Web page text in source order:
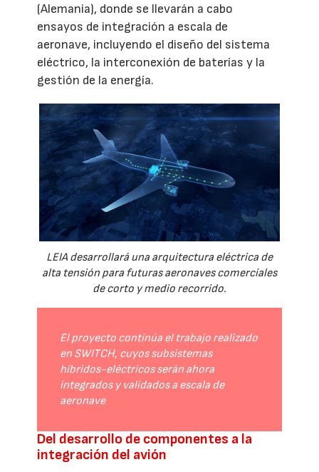
(Alemania), donde se llevarán a cabo
ensayos de integración a escala de
aeronave, incluyendo el diseño del sistema
eléctrico, la interconexión de baterías y la
gestión de la energía.
LEIA desarrollará una arquitectura eléctrica de
alta tensión para futuras aeronaves comerciales
de corto y medio recorrido.
El proyecto continúa el trabajo realizado
en SWITCH, cuyos subsistemas
híbridos-eléctricos serán ahora
integrados y validados a escala de
aeronave
Del desarrollo de componentes a la
integración del avión